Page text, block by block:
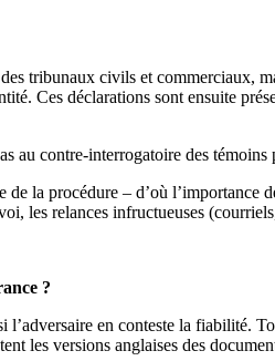
tribunaux civils et commerciaux,
Ces déclarations sont ensuite
contre-interrogatoire des
la procédure – d’où
les relances infructueuses
?
en conteste la fiabilité.
les versions anglaises des